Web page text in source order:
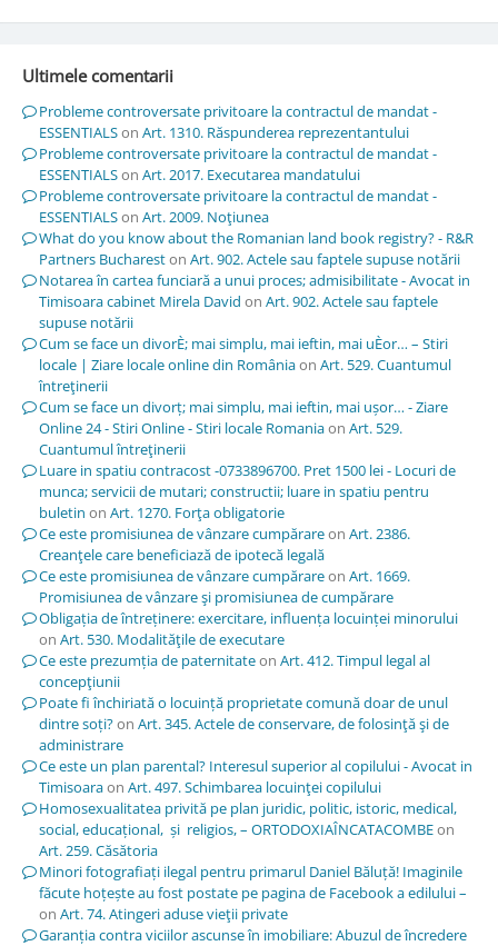
Ultimele comentarii
Probleme controversate privitoare la contractul de mandat -
ESSENTIALSon Art. 1310. Răspunderea reprezentantului
Probleme controversate privitoare la contractul de mandat -
ESSENTIALSon Art. 2017. Executarea mandatului
Probleme controversate privitoare la contractul de mandat -
ESSENTIALSon Art. 2009. Noţiunea
What do you know about the Romanian land book registry? - R&R
Partners Buchareston Art. 902. Actele sau faptele supuse notării
Notarea în cartea funciară a unui proces; admisibilitate - Avocat in
Timisoara cabinet Mirela David on Art. 902. Actele sau faptele
supuse notării
Cum se face un divorÈ; mai simplu, mai ieftin, mai uÈor… – Stiri
locale | Ziare locale online din Româniaon Art. 529. Cuantumul
întreţinerii
Cum se face un divorț; mai simplu, mai ieftin, mai ușor… - Ziare
Online 24 - Stiri Online - Stiri locale Romaniaon Art. 529.
Cuantumul întreţinerii
Luare in spatiu contracost -0733896700. Pret 1500 lei - Locuri de
munca; servicii de mutari; constructii; luare in spatiu pentru
buletin on Art. 1270. Forţa obligatorie
Ce este promisiunea de vânzare cumpărareon Art. 2386.
Creanţele care beneficiază de ipotecă legală
Ce este promisiunea de vânzare cumpărareon Art. 1669.
Promisiunea de vânzare şi promisiunea de cumpărare
Obligația de întreținere: exercitare, influența locuinței minorului
on Art. 530. Modalităţile de executare
Ce este prezumția de paternitateon Art. 412. Timpul legal al
concepţiunii
Poate fi închiriată o locuință proprietate comună doar de unul
dintre soți?on Art. 345. Actele de conservare, de folosinţă şi de
administrare
Ce este un plan parental? Interesul superior al copilului - Avocat in
Timisoaraon Art. 497. Schimbarea locuinţei copilului
Homosexualitatea privită pe plan juridic, politic, istoric, medical,
social, educațional, și religios, – ORTODOXIAÎNCATACOMBEon
Art. 259. Căsătoria
Minori fotografiați ilegal pentru primarul Daniel Băluță! Imaginile
făcute hoțește au fost postate pe pagina de Facebook a edilului –
on Art. 74. Atingeri aduse vieţii private
Garanția contra viciilor ascunse în imobiliare: Abuzul de încredere